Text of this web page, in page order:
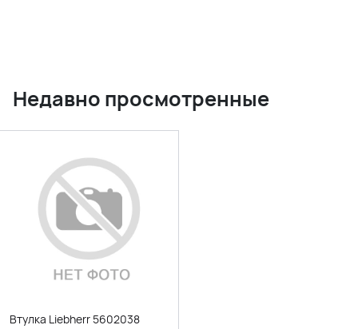
Недавно просмотренные
Втулка Liebherr 5602038